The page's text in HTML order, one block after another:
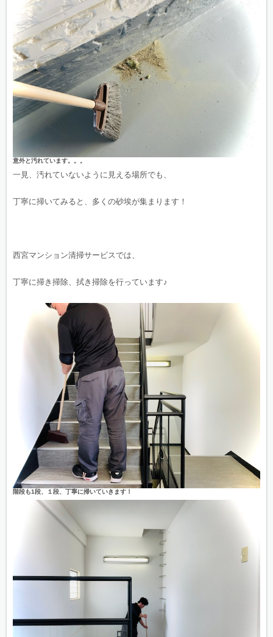
意外と汚れています。。。
一見、汚れていないように見える場所でも、
丁寧に掃いてみると、多くの砂埃が集まります！
西宮マンション清掃サービスでは、
丁寧に掃き掃除、拭き掃除を行っています♪
階段も1段、１段、丁寧に掃いていきます！